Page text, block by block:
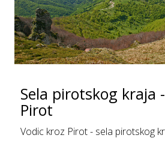
Sela pirotskog kraja
Pirot
Vodic kroz Pirot - sela pirotskog